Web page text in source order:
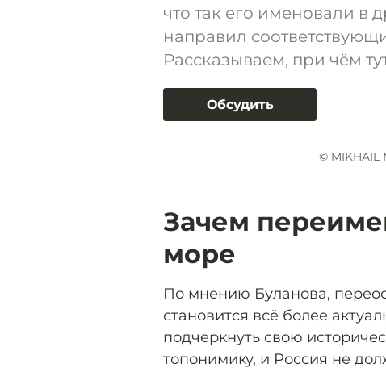
что так его именовали в
направил
Рассказываем, при чём
Обсудить
© MIKHAIL
Зачем
море
По мнению Буланова,
становится всё более
подчеркнуть свою
топонимику, и Россия не